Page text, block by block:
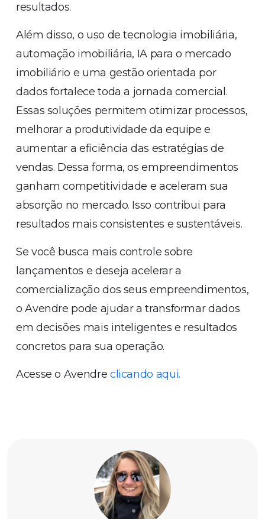
resultados.
Além disso, o uso de tecnologia imobiliária,
automação imobiliária, IA para o mercado
imobiliário e uma gestão orientada por
dados fortalece toda a jornada comercial.
Essas soluções permitem otimizar processos,
melhorar a produtividade da equipe e
aumentar a eficiência das estratégias de
vendas. Dessa forma, os empreendimentos
ganham competitividade e aceleram sua
absorção no mercado. Isso contribui para
resultados mais consistentes e sustentáveis.
Se você busca mais controle sobre
lançamentos e deseja acelerar a
comercialização dos seus empreendimentos,
o Avendre pode ajudar a transformar dados
em decisões mais inteligentes e resultados
concretos para sua operação.
Acesse o Avendre clicando aqui.